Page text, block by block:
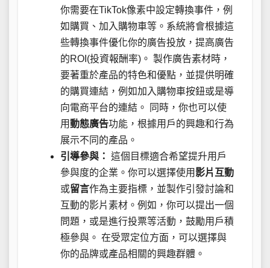
你需要在TikTok像素中設定轉換事件，例
如購買、加入購物車等。系統將會根據這
些轉換事件優化你的廣告投放，提高廣告
的ROI(投資報酬率)。 製作廣告素材時，
要著重於產品的特色和優點，並提供明確
的購買連結，例如加入購物車按鈕或是導
向電商平台的連結。 同時，你也可以使
用動態廣告功能，根據用戶的興趣和行為
展示不同的產品。
引導參與： 這個目標適合希望提升用戶
參與度的企業。你可以選擇使用 影片互動
或留言作為主要指標，並製作引發討論和
互動的影片素材。例如，你可以提出一個
問題，或是進行投票等活動，鼓勵用戶積
極參與。 在受眾定位方面，可以選擇與
你的品牌或產品相關的興趣群體。